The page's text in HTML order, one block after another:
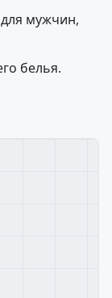
мужчин,
белья.